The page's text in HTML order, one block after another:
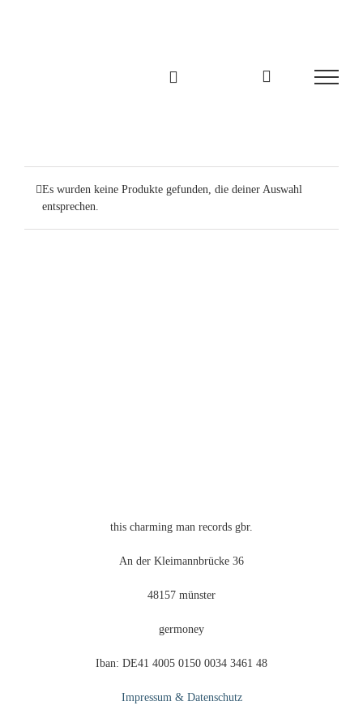
Es wurden keine Produkte gefunden, die deiner Auswahl
entsprechen.
this charming man records gbr.
An der Kleimannbrücke 36
48157 münster
germoney
Iban: DE41 4005 0150 0034 3461 48
Impressum & Datenschutz